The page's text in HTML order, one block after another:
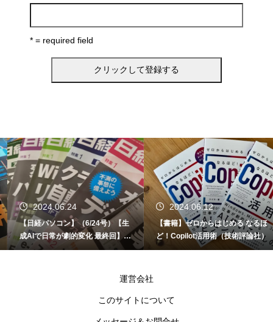
* = required field
2024.06.24
【日経パソコン】（6/24号）【生
成AIで日常が劇的変化 最終回】 A
I時代のアプリケーション／サービ
2024.06.12
【書籍】ゼロからはじめる なるほ
ど！Copilot活用術（技術評論社）
運営会社
このサイトについて